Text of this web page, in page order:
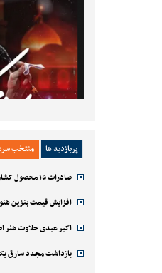
پربازدید ها منتخب
صادرات ۱۵ محصول کشاورزی آزاد شد+ جدول
افزایش قیمت بنزین
اکبر عبدی حلاوت هنر
بازداشت مجدد سارق